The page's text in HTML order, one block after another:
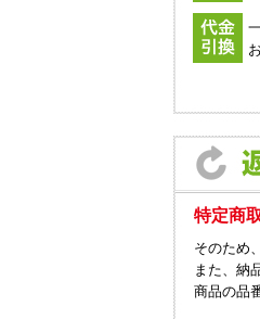
特定商
そのため
また、納
商品の品